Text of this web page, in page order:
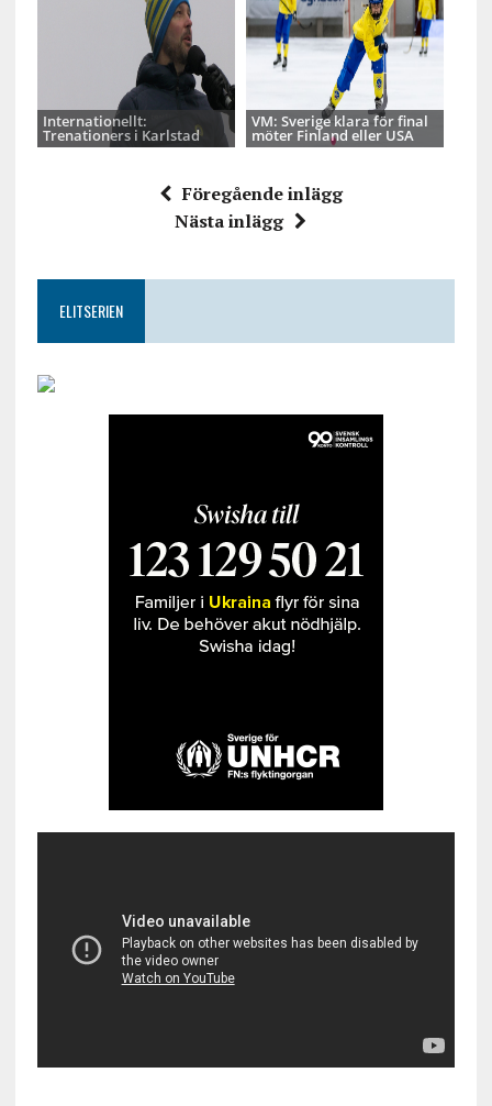
Internationellt:
Trenationers i Karlstad
VM: Sverige klara för final
möter Finland eller USA
Föregående inlägg
Nästa inlägg
ELITSERIEN